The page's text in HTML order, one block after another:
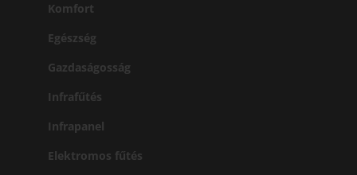
Komfort
Egészség
Gazdaságosság
Infrafűtés
Infrapanel
Elektromos fűtés